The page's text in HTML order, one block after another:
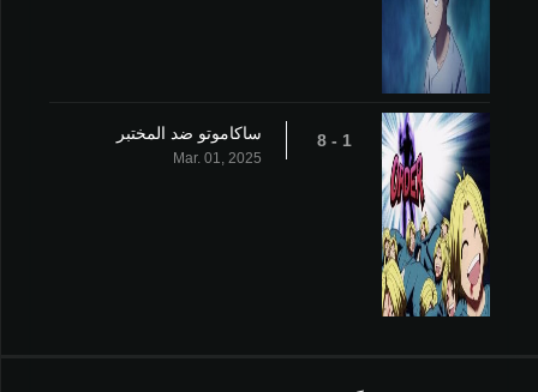
1 - 8 ساكاموتو ضد المختبر
Mar. 01, 2025